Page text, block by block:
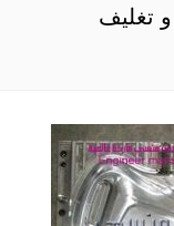
تغليف